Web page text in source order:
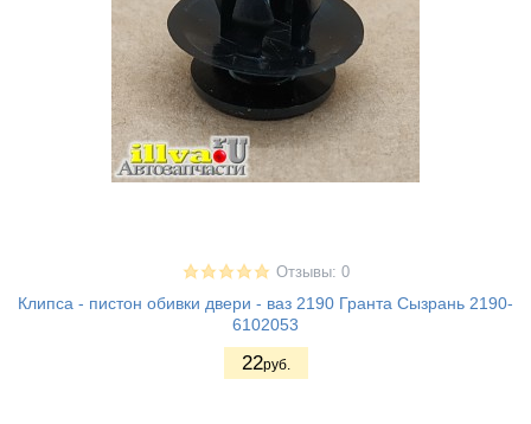
Отзывы: 0
Клипса - пистон обивки двери - ваз 2190 Гранта Сызрань 2190-
6102053
22руб.